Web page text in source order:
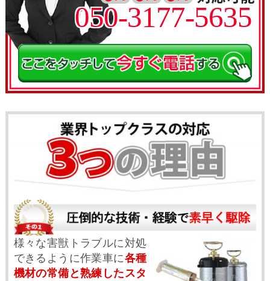
050-3177-5635
様々な害獣トラブルに対処
できるように作業車に各種
機材の常備と熟練したスタ